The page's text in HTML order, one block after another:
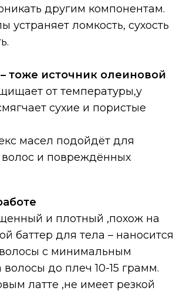
другим компонентам.
устраняет ломкость, сухость
тоже источник олеиновой
от температуры,у
сухие и пористые
масел подойдёт для
и повреждённых
и плотный ,похож на
баттер для тела – наносится
с минимальным
до плеч 10-15 грамм.
латте ,не имеет резкой